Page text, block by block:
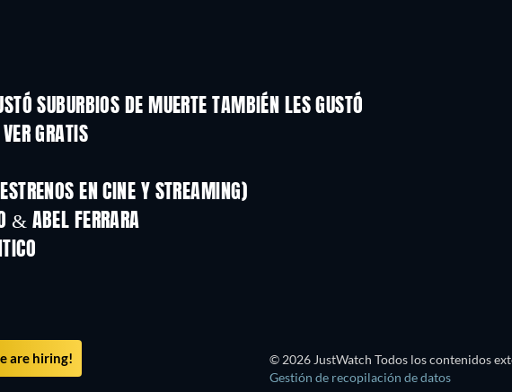
SUBURBIOS DE MUERTE TAMBIÉN LES GUSTÓ
GRATIS
EN CINE Y STREAMING)
& ABEL FERRARA
are hiring! © 2026 JustWatch Todos los contenidos
Gestión de recopilación de datos